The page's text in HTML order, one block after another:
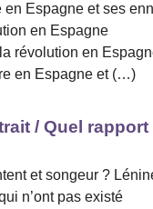
Espagne et ses
en Espagne
révolution en
en Espagne et (…)
/ Quel
et songeur ?
n’ont pas existé